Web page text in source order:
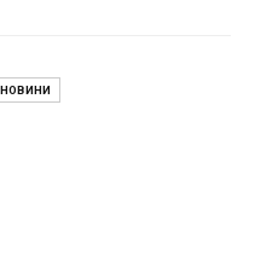
Франция и е
НОВИНИ